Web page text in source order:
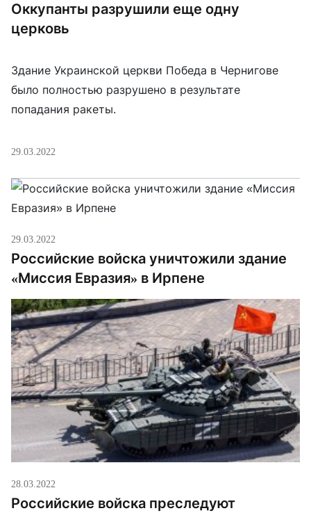
Оккупанты разрушили еще одну
церковь
Здание Украинской церкви Победа в Чернигове
было полностью разрушено в результате
попадания ракеты.
29.03.2022
29.03.2022
Российские войска уничтожили здание
«Миссия Евразия» в Ирпене
28.03.2022
Российские войска преследуют